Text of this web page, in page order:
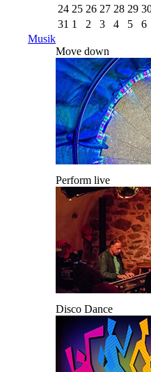
24 25 26 27 28 29
31 1 2 3 4 5
6
Musik
Move down
Perform live
Disco Dance